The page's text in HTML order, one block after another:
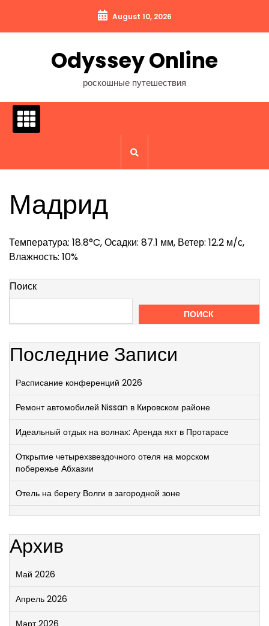
содержимому
August 10, 2026
Odyssey Online
роскошные путешествия
Мадрид
Температура: 18.8°C, Осадки: 87.1 мм, Ветер: 12.2 м/с,
Влажность: 10%
Поиск
ПОИСК
Последние Записи
Расписание конференций 2026
Ремонт автомобилей Nissan в Кировском районе
Идеальный отдых на волнах: Аренда яхт в Протарасе
Открытие четырехзвездочного отеля на морском
побережье Абхазии
Отель на берегу Волги в загородной зоне
Архив
Май 2026
Апрель 2026
Март 2026